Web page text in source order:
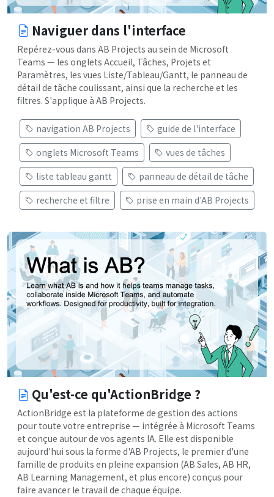
Naviguer dans l'interface
Repérez-vous dans AB Projects au sein de Microsoft
Teams — les onglets Accueil, Tâches, Projets et
Paramètres, les vues Liste/Tableau/Gantt, le panneau de
détail de tâche coulissant, ainsi que la recherche et les
filtres. S'applique à AB Projects.
navigation AB Projects
guide de l'interface
onglets Microsoft Teams
vues de tâches
liste tableau gantt
panneau de détail de tâche
recherche et filtre
prise en main d'AB Projects
Qu'est-ce qu'ActionBridge ?
ActionBridge est la plateforme de gestion des actions
pour toute votre entreprise — intégrée à Microsoft Teams
et conçue autour de vos agents IA. Elle est disponible
aujourd'hui sous la forme d'AB Projects, le premier d'une
famille de produits en pleine expansion (AB Sales, AB HR,
AB Learning Management, et plus encore) conçus pour
faire avancer le travail de chaque équipe.